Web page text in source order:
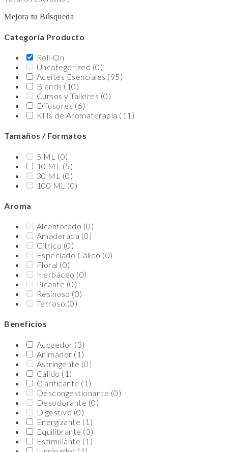
Mejora tu Búsqueda
Categoría Producto
Roll-On
Uncategorized (0)
Aceites Esenciales (95)
Blends (10)
Cursos y Talleres (0)
Difusores (6)
KITs de Aromaterapia (11)
Tamaños / Formatos
5 ML (0)
10 ML (5)
30 ML (0)
100 ML (0)
Aroma
Alcanforado (0)
Amaderada (0)
Cítrico (0)
Especiado Cálido (0)
Floral (0)
Herbáceo (0)
Picante (0)
Resinoso (0)
Terroso (0)
Beneficios
Acogedor (3)
Animador (1)
Astringente (0)
Cálido (1)
Clarificante (1)
Descongestionante (0)
Desodorante (0)
Digestivo (0)
Energizante (1)
Equilibrante (3)
Estimulante (1)